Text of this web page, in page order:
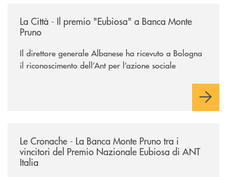
La Città - Il premio "Eubiosa" a Banca Monte
Pruno
Il direttore generale Albanese ha ricevuto a Bologna
il riconoscimento dell’Ant per l’azione sociale
Le Cronache - La Banca Monte Pruno tra i
vincitori del Premio Nazionale Eubiosa di ANT
Italia